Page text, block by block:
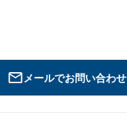
メールでお問い合わせ